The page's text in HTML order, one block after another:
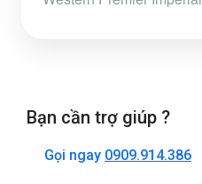
Bạn cần trợ giúp ?
Gọi ngay 0909.914.386